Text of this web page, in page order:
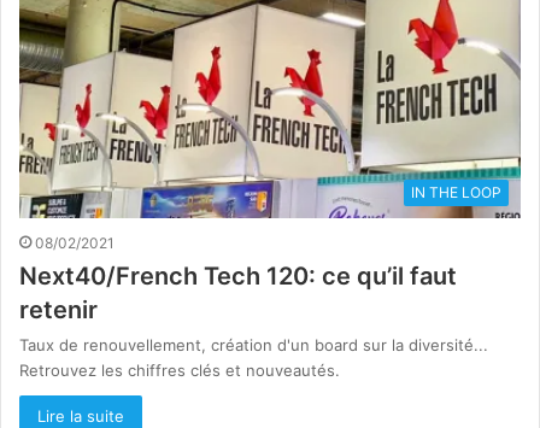
IN THE LOOP
08/02/2021
Next40/French Tech 120: ce qu’il faut
retenir
Taux de renouvellement, création d'un board sur la diversité...
Retrouvez les chiffres clés et nouveautés.
Lire la suite